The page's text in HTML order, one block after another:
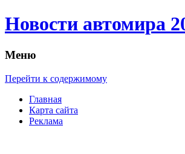
Новости автомира
Меню
Перейти к содержимому
Главная
Карта сайта
Реклама